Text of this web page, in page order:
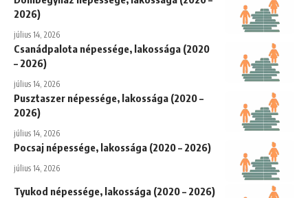
2026)
július 14, 2026
Csanádpalota népessége, lakossága (2020
– 2026)
július 14, 2026
Pusztaszer népessége, lakossága (2020 –
2026)
július 14, 2026
Pocsaj népessége, lakossága (2020 – 2026)
július 14, 2026
Tyukod népessége, lakossága (2020 – 2026)